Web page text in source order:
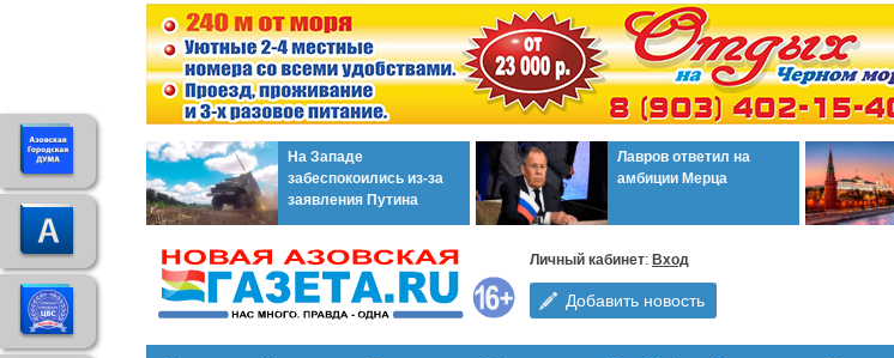
На Западе
забеспокоились из-за
заявления Путина
Лавров ответил на
амбиции Мерца
Личный кабинет: Вход
Добавить новость